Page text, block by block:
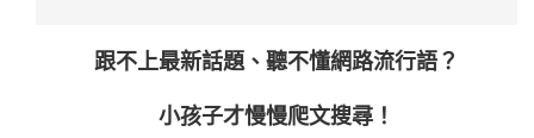
跟不上最新話題、聽不懂網路流行語？
小孩子才慢慢爬文搜尋！